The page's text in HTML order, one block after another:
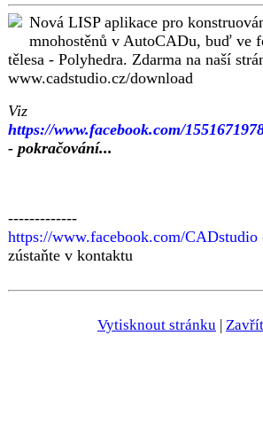
Nová LISP aplikace pro
mnohostěnů v AutoCADu, buď ve
tělesa - Polyhedra. Zdarma na naší
www.cadstudio.cz/download
Viz
https://www.facebook.com/
- pokračování...
-------------
https://www.facebook.com/CADstudio
zústaňte v kontaktu
Vytisknout stránku |